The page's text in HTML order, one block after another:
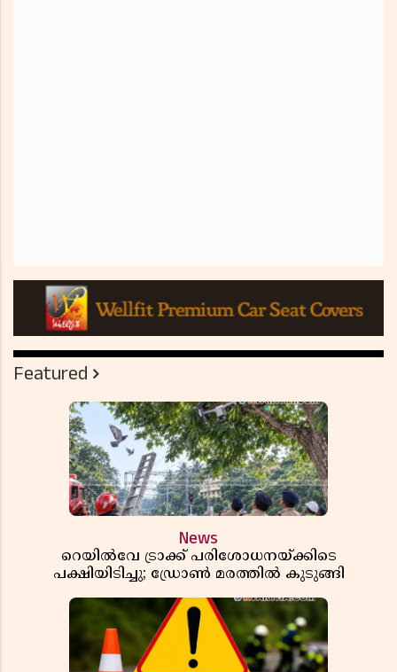
Featured
News
റെയിൽവേ ട്രാക്ക് പരിശോധനയ്ക്കിടെ
പക്ഷിയിടിച്ചു; ഡ്രോൺ മരത്തിൽ കുടുങ്ങി